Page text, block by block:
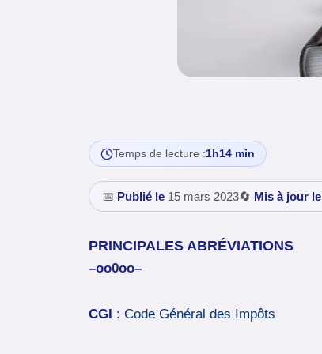
Temps de lecture :1h14 min
📅 Publié le 15 mars 2023🔄 Mis à jour le
PRINCIPALES ABRÉVIATIONS
–oo0oo–
CGI : Code Général des Impôts